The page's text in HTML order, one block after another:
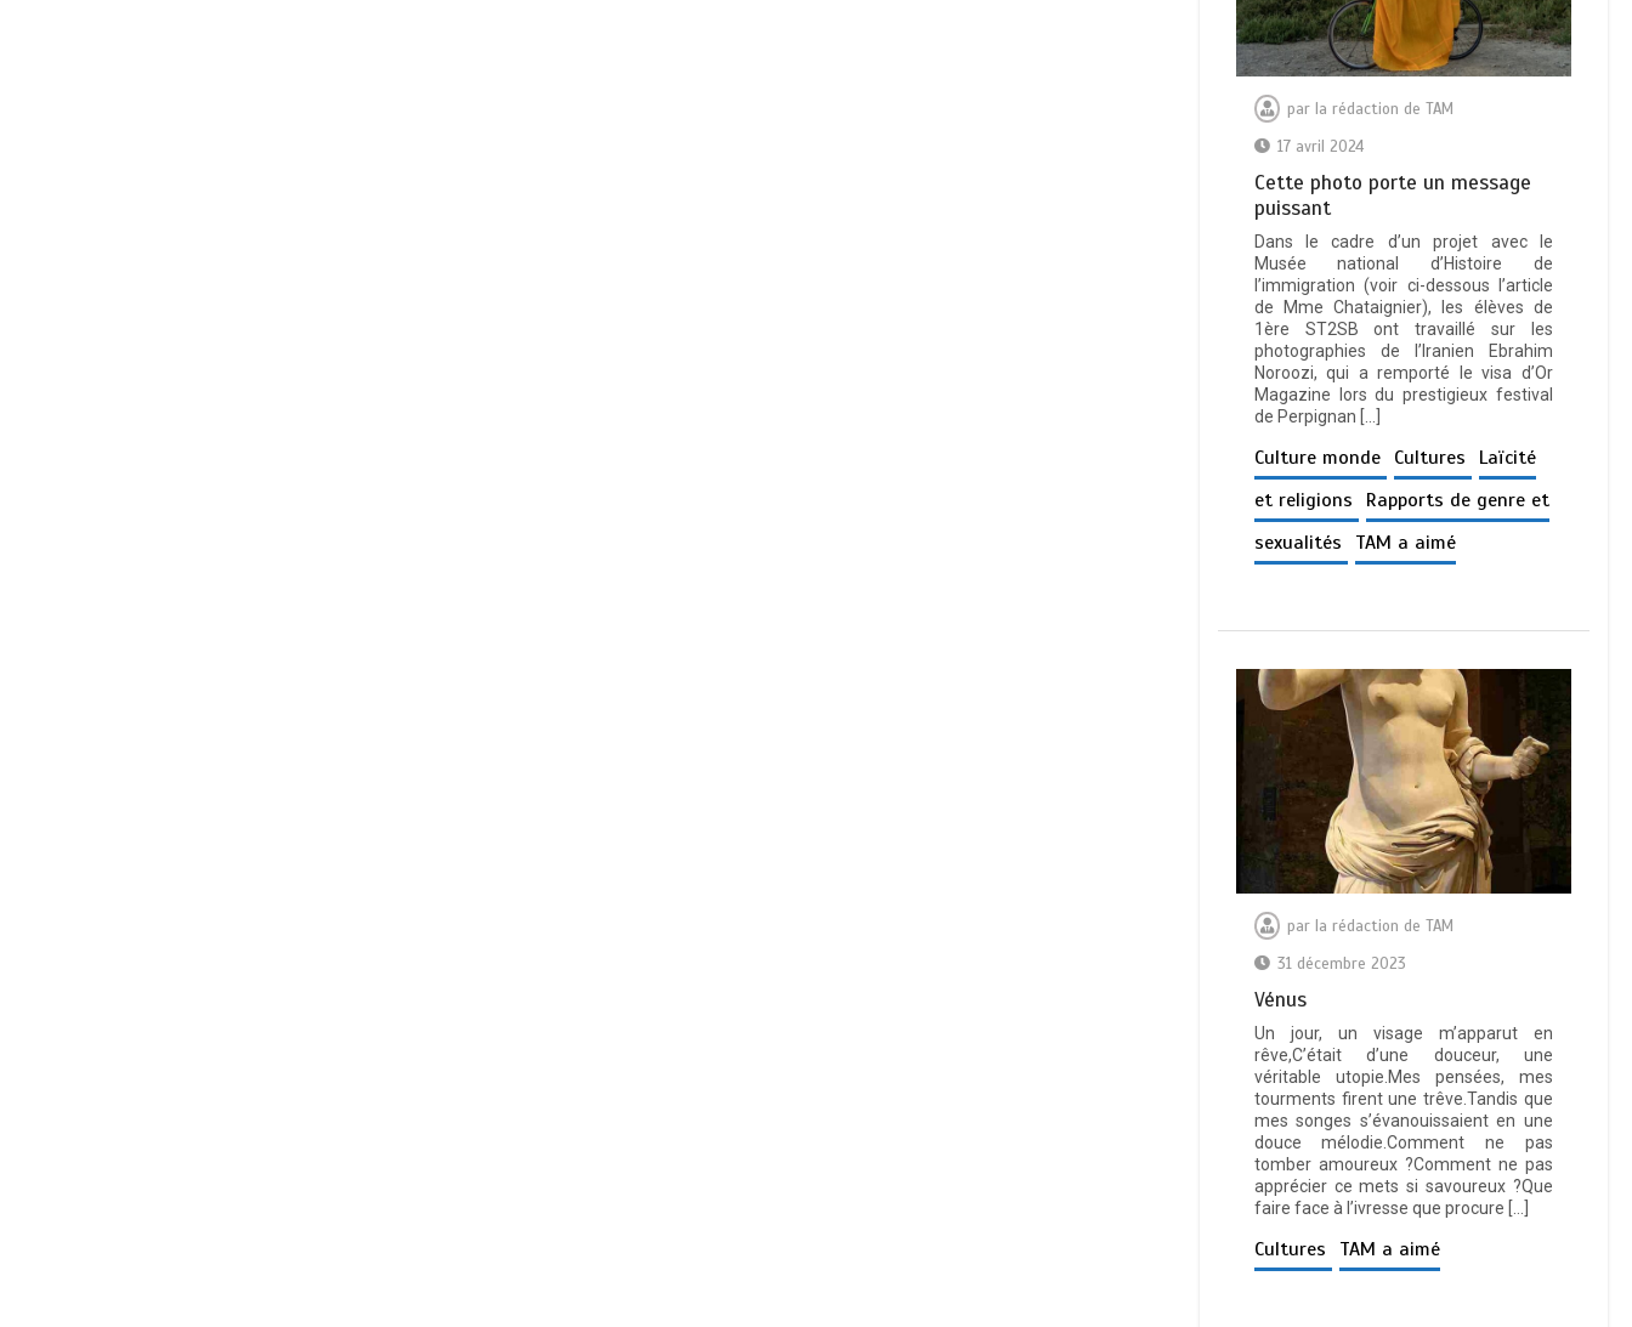
par la rédaction de TAM
17 avril 2024
Cette photo porte un message
puissant
Dans le cadre d’un projet avec le
Musée national d’Histoire de
l’immigration (voir ci-dessous l’article
de Mme Chataignier), les élèves de
1ère ST2SB ont travaillé sur les
photographies de l’Iranien Ebrahim
Noroozi, qui a remporté le visa d’Or
Magazine lors du prestigieux festival
de Perpignan […]
Culture monde Cultures
Laïcité
et religions
Rapports de genre et
sexualités
TAM a aimé
par la rédaction de TAM
31 décembre 2023
Vénus
Un jour, un visage m’apparut en
rêve,C’était d’une douceur, une
véritable utopie.Mes pensées, mes
tourments firent une trêve.Tandis que
mes songes s’évanouissaient en une
douce mélodie.Comment ne pas
tomber amoureux ?Comment ne pas
apprécier ce mets si savoureux ?Que
faire face à l’ivresse que procure […]
Cultures TAM a aimé